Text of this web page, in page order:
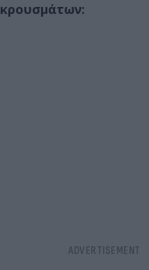
κρουσμάτων: